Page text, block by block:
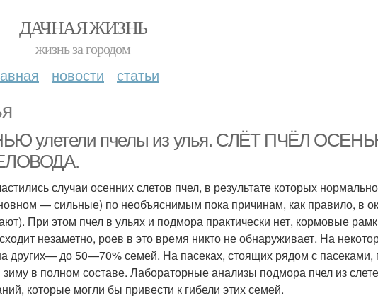
ДАЧНАЯ ЖИЗНЬ
жизнь за городом
новости статьи
улетели пчелы из улья. СЛЁТ ПЧЁЛ
случаи осенних слетов пчел, в результате которых
— сильные) по необъяснимым пока причинам, как правило, в
При этом пчел в ульях и подмора практически нет, кормовые
незаметно, роев в это время никто не обнаруживает. На
других— до 50—70% семей. На пасеках, стоящих рядом с пасеками,
зиму в полном составе. Лабораторные анализы подмора пчел из
которые могли бы привести к гибели этих семей.